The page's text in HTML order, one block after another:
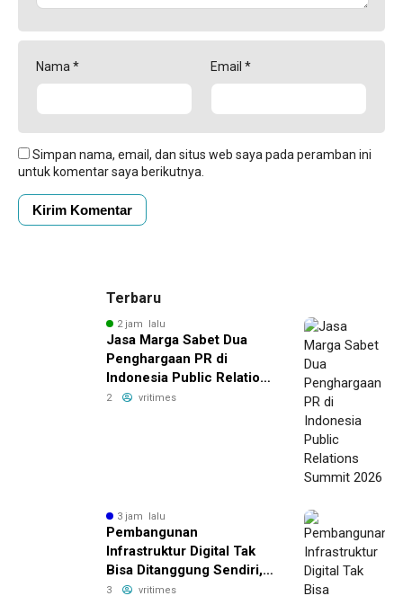
Nama * Email *
Simpan nama, email, dan situs web saya pada peramban ini
untuk komentar saya berikutnya.
Terbaru
2 jam lalu
Jasa Marga Sabet Dua
Penghargaan PR di
Indonesia Public Relations
Summit 2026
2 vritimes
3 jam lalu
Pembangunan
Infrastruktur Digital Tak
Bisa Ditanggung Sendiri,
MASTEL Ajak OTT Global
3 vritimes